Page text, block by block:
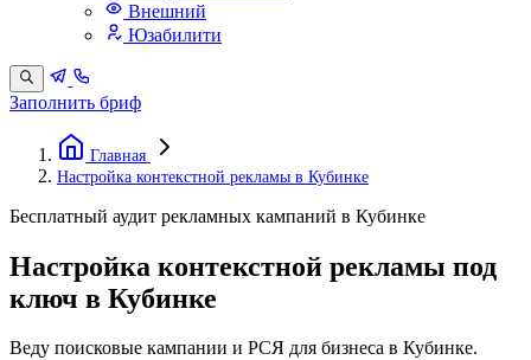
Внешний
Юзабилити
Заполнить бриф
Главная
Настройка контекстной рекламы в Кубинке
Бесплатный аудит рекламных кампаний в Кубинке
Настройка контекстной рекламы под
ключ в Кубинке
Веду поисковые кампании и РСЯ для бизнеса в Кубинке.